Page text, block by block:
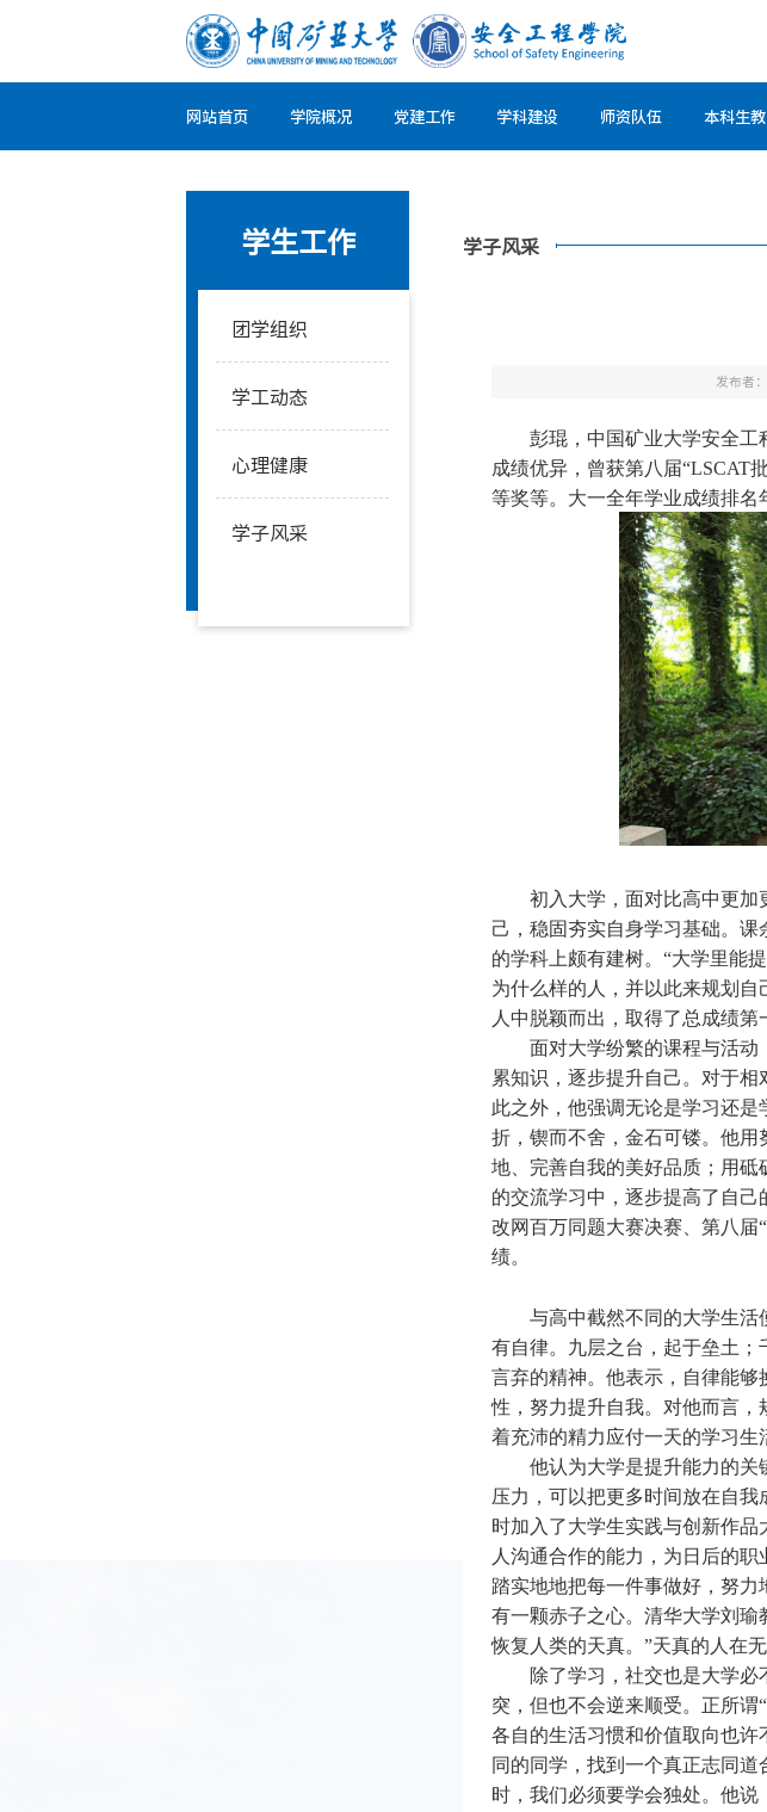
网站首页 学院概况 党建工作 学科建设 师资队伍 本科生
学生工作
团学组织
学工动态
心理健康
学子风采
学子风采
发布者
彭琨，中国矿业大学安全工
成绩优异，曾获第八届“LSCAT
等奖等。大一全年学业成绩排名
初入大学，面对比高中更
己，稳固夯实自身学习基础。
的学科上颇有建树。“大学里能
为什么样的人，并以此来规划
人中脱颖而出，取得了总成绩
面对大学纷繁的课程与活
累知识，逐步提升自己。对于
此之外，他强调无论是学习还
折，锲而不舍，金石可镂。他
地、完善自我的美好品质；用
的交流学习中，逐步提高了自
改网百万同题大赛决赛、第八届
绩。
与高中截然不同的大学生
有自律。九层之台，起于垒土
言弃的精神。他表示，自律能
性，努力提升自我。对他而言
着充沛的精力应付一天的学习生
他认为大学是提升能力的
压力，可以把更多时间放在自
时加入了大学生实践与创新作
人沟通合作的能力，为日后的
踏实地地把每一件事做好，努
有一颗赤子之心。清华大学刘
恢复人类的天真。”天真的人在
除了学习，社交也是大学
突，但也不会逆来顺受。正所谓
各自的生活习惯和价值取向也
同的同学，找到一个真正志同
时 ，我们必须要学会独处。他